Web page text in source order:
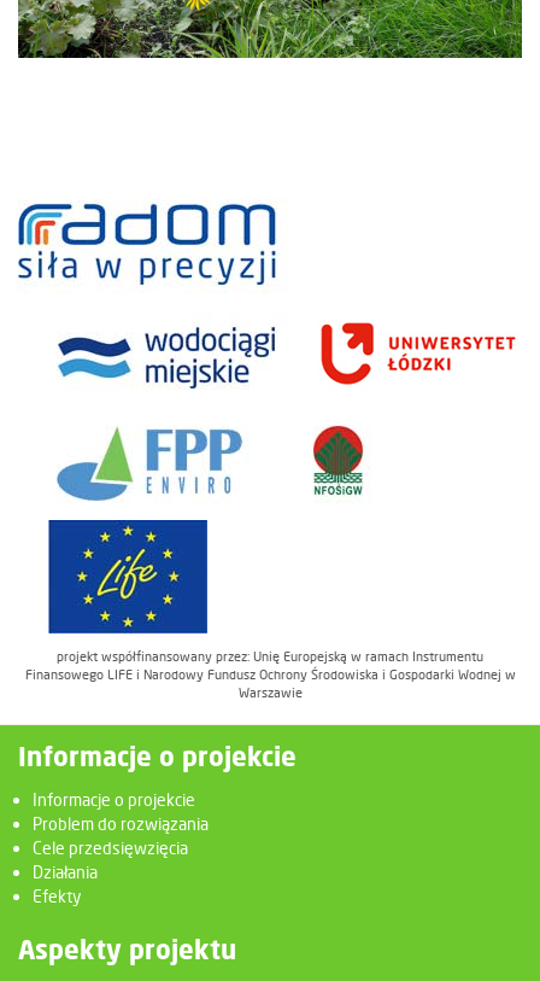
projekt współfinansowany przez: Unię Europejską w ramach Instrumentu
Finansowego LIFE i Narodowy Fundusz Ochrony Środowiska i Gospodarki Wodnej w
Warszawie
Informacje o projekcie
Informacje o projekcie
Problem do rozwiązania
Cele przedsięwzięcia
Działania
Efekty
Aspekty projektu